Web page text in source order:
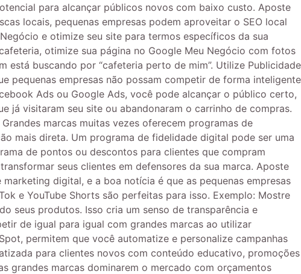
para alcançar públicos novos com baixo custo. Aposte
locais, pequenas empresas podem aproveitar o SEO local
e otimize seu site para termos específicos da sua
otimize sua página no Google Meu Negócio com fotos
está buscando por “cafeteria perto de mim”. Utilize Publicidade
pequenas empresas não possam competir de forma inteligente
Ads ou Google Ads, você pode alcançar o público certo,
já visitaram seu site ou abandonaram o carrinho de compras.
marcas muitas vezes oferecem programas de
mais direta. Um programa de fidelidade digital pode ser uma
de pontos ou descontos para clientes que compram
seus clientes em defensores da sua marca. Aposte
digital, e a boa notícia é que as pequenas empresas
e YouTube Shorts são perfeitas para isso. Exemplo: Mostre
seus produtos. Isso cria um senso de transparência e
de igual para igual com grandes marcas ao utilizar
permitem que você automatize e personalize campanhas
para clientes novos com conteúdo educativo, promoções
grandes marcas dominarem o mercado com orçamentos